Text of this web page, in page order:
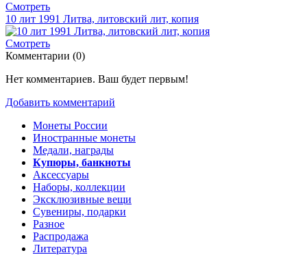
Смотреть
10 лит 1991 Литва, литовский лит, копия
Смотреть
Комментарии (0)
Нет комментариев. Ваш будет первым!
Добавить комментарий
Монеты России
Иностранные монеты
Медали, награды
Купюры, банкноты
Аксессуары
Наборы, коллекции
Эксклюзивные вещи
Сувениры, подарки
Разное
Распродажа
Литература